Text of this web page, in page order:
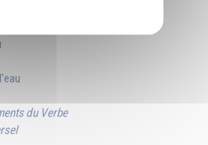
relèvement
du Verbe